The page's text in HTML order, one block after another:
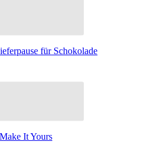
für Schokolade
It Yours